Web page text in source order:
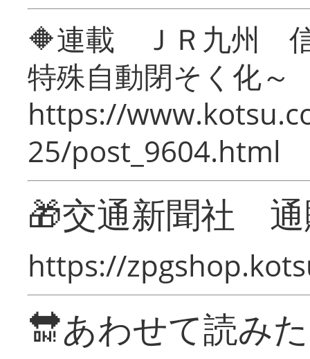
🔶連載 ＪＲ九州 信
特殊自動閉そく化～
https://
25/post_9604.html
🎁交通新聞社
https://
🔛あわせて読み